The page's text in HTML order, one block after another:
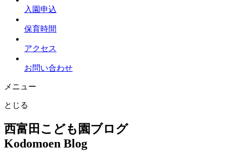
入園申込
保育時間
アクセス
お問い合わせ
メニュー
とじる
西富田こども園ブログ
Kodomoen Blog